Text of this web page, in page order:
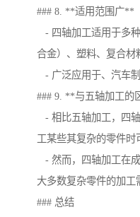
### 8. **适用范围广**
- 四轴加工适用于多
合金）、塑料、复合材
- 广泛应用于、汽车
### 9. **与五轴加工的
- 相比五轴加工，四
工某些其复杂的零件时
- 然而，四轴加工在
大多数复杂零件的加工
### 总结